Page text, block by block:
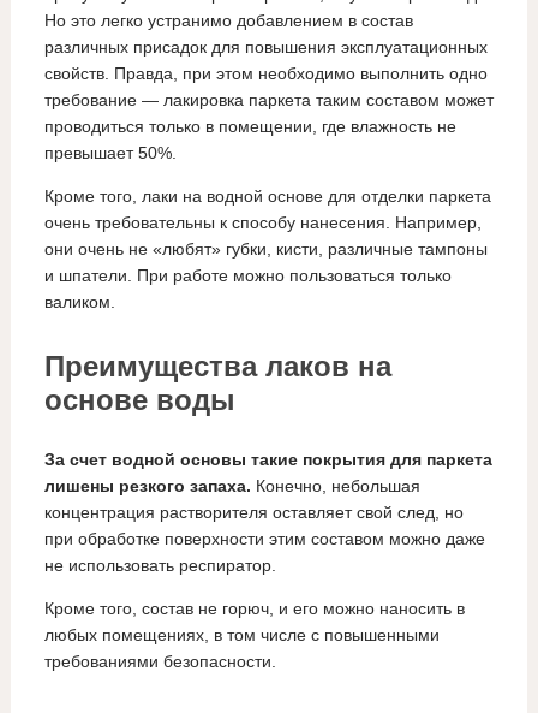
Но это легко устранимо добавлением в состав
различных присадок для повышения эксплуатационных
свойств. Правда, при этом необходимо выполнить одно
требование — лакировка паркета таким составом может
проводиться только в помещении, где влажность не
превышает 50%.
Кроме того, лаки на водной основе для отделки паркета
очень требовательны к способу нанесения. Например,
они очень не «любят» губки, кисти, различные тампоны
и шпатели. При работе можно пользоваться только
валиком.
Преимущества лаков на
основе воды
За счет водной основы такие покрытия для паркета
лишены резкого запаха. Конечно, небольшая
концентрация растворителя оставляет свой след, но
при обработке поверхности этим составом можно даже
не использовать респиратор.
Кроме того, состав не горюч, и его можно наносить в
любых помещениях, в том числе с повышенными
требованиями безопасности.